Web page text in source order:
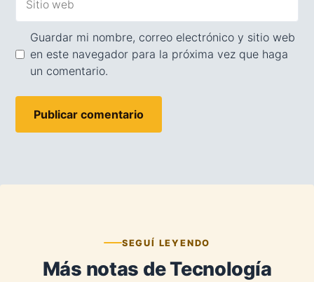
web
Guardar mi nombre, correo electrónico y sitio web
en este navegador para la próxima vez que haga
un comentario.
SEGUÍ LEYENDO
Más notas de Tecnología